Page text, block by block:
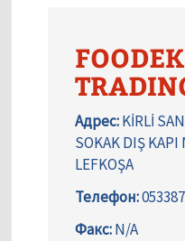
Адрес:KİRLİ
SOKAK DIŞ KAPI
LEFKOŞA
Телефон:
Факс:N/A